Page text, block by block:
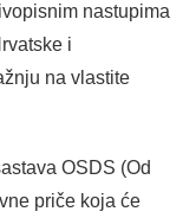
nastupima
i
na vlastite
OSDS (Od
priče koja će